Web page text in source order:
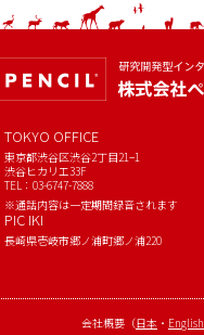
MAP
TOKYO OFFICE
東京都渋谷区渋谷2丁目21−1
渋谷ヒカリエ33F
TEL：03-6747-7888
※通話内容は一定期間録音されます
MAP
PIC IKI
長崎県壱岐市郷ノ浦町郷ノ浦220
会社概要 （日本 ・ English